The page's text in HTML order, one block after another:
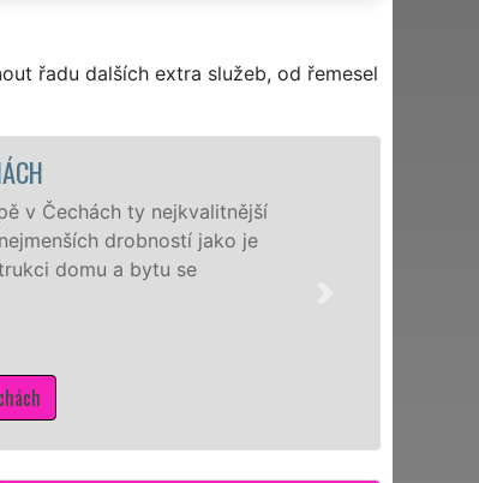
řadu dalších extra služeb, od řemesel
v Čechách ty nejkvalitnější
drobností jako je
domu a bytu se